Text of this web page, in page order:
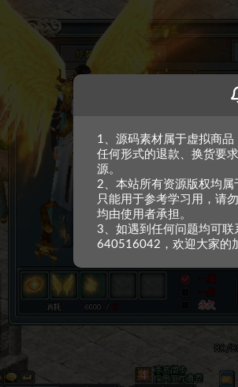
1、源码素材属于虚拟商
任何形式的退款、换货要
源。
2、本站所有资源版权均
只能用于参考学习用，请
均由使用者承担。
3、如遇到任何问题均可
640516042，欢迎大家的